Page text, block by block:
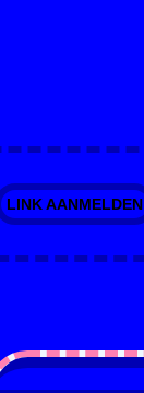
LINK AANMELDEN